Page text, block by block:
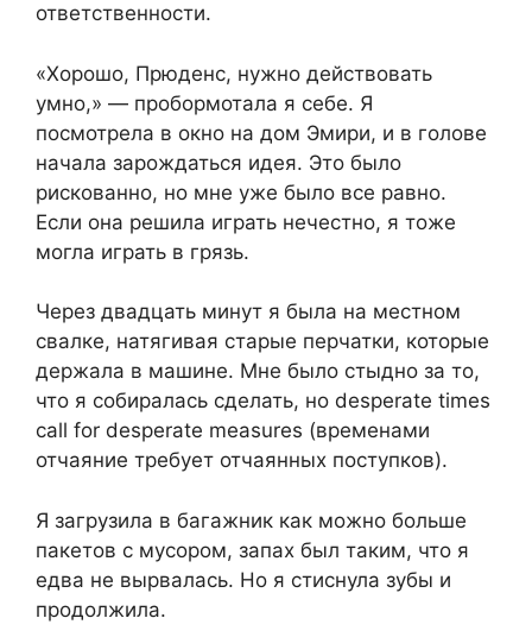
ответственности.
«Хорошо, Прюденс, нужно действовать
умно,» — пробормотала я себе. Я
посмотрела в окно на дом Эмири, и в голове
начала зарождаться идея. Это было
рискованно, но мне уже было все равно.
Если она решила играть нечестно, я тоже
могла играть в грязь.
Через двадцать минут я была на местном
свалке, натягивая старые перчатки, которые
держала в машине. Мне было стыдно за то,
что я собиралась сделать, но desperate times
call for desperate measures (временами
отчаяние требует отчаянных поступков).
Я загрузила в багажник как можно больше
пакетов с мусором, запах был таким, что я
едва не вырвалась. Но я стиснула зубы и
продолжила.